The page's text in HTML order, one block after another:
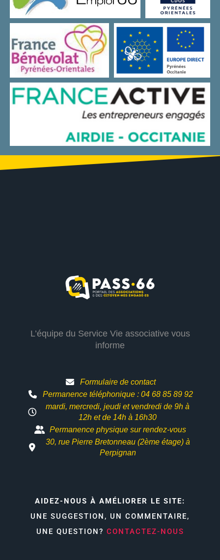
L’équipe du Service Vie associative vous
informe
Formulaire de contact
Permanence téléphonique : 04 68 85 89 92
mardi, mercredi, jeudi et vendredi de 9h à
12h etde 14h à 16h30
Permanence physique sur rendez-vous
30, rue Pierre Bretonneau (2ème étage) à
Perpignan
AIDEZ-NOUS À AMÉLIORER LE SITE:
UNE SUGGESTION, UN COMMENTAIRE,
UNE QUESTION? CONTACTEZ-NOUS